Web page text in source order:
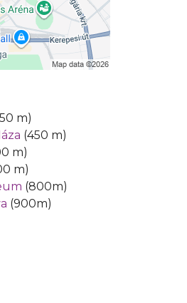
m)
(450 m)
m)
m)
(800m)
(900m)